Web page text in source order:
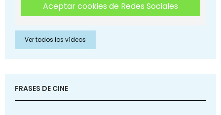
Aceptar cookies de Redes Sociales
Ver todos los vídeos
FRASES DE CINE